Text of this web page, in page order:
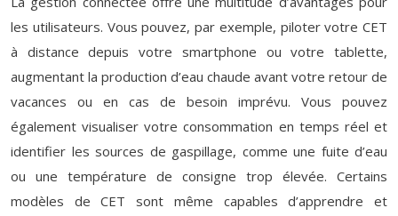
les utilisateurs. Vous pouvez, par exemple, piloter votre CET
à distance depuis votre smartphone ou votre tablette,
augmentant la production d’eau chaude avant votre retour de
vacances ou en cas de besoin imprévu. Vous pouvez
également visualiser votre consommation en temps réel et
identifier les sources de gaspillage, comme une fuite d’eau
ou une température de consigne trop élevée. Certains
modèles de CET sont même capables d’apprendre et